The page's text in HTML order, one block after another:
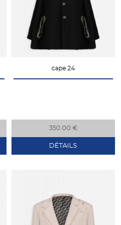
cape 24
350.00 €
DÉTAILS